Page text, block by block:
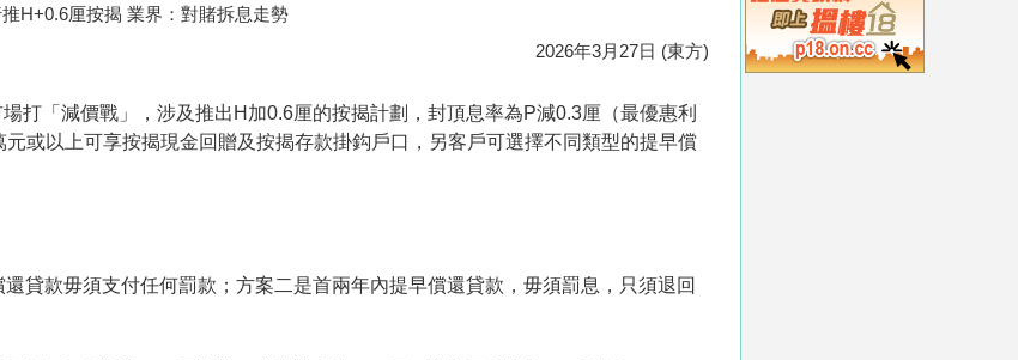
H+0.6厘按揭 業界：對賭拆息走勢
2026年3月27日 (東方)
打「減價戰」，涉及推出H加0.6厘的按揭計劃，封頂息率為P減0.3厘（最優惠利
或以上可享按揭現金回贈及按揭存款掛鈎戶口，另客戶可選擇不同類型的提早償
貸款毋須支付任何罰款；方案二是首兩年內提早償還貸款，毋須罰息，只須退回